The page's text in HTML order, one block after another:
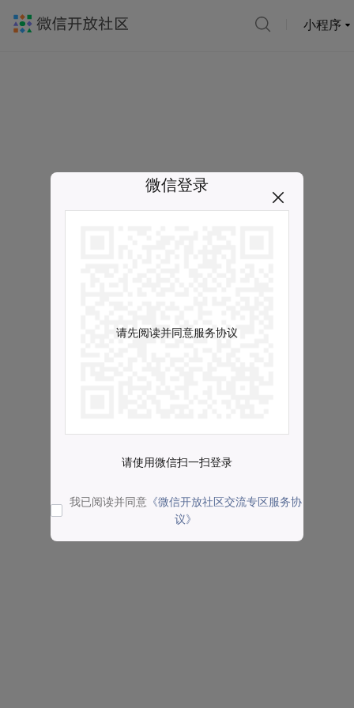
小程序
微信登录
请先阅读并同意服务协议
请使用微信扫一扫登录
我已阅读并同意 《微信开放社区交流专区服务协
议》